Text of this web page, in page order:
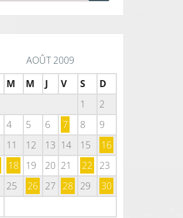
AOÛT 2009
M M J V S
D
1
2
4 5 6 7 8
9
11 12 13 14 15
16
18 19 20 21 22
23
25 26 27 28 29
30